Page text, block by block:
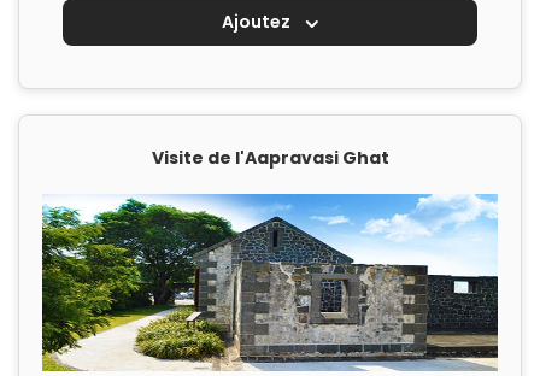
Ajoutez
Visite de l'Aapravasi Ghat